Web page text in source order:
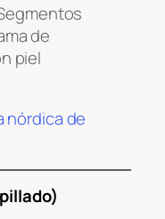
de
piel
nórdica de